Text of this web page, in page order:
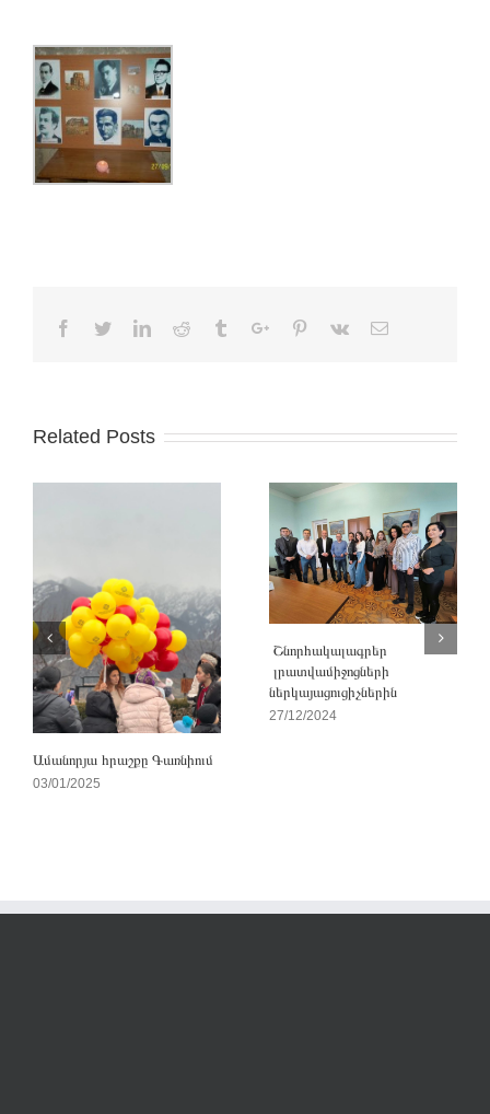
Facebook
TwitterLinkedinReddit TumblrGoogle+Pinterest
Vk Email
Related Posts
Ամանորյա հրաշքը Գառնիում
03/01/2025
Շնորհակալագրեր
լրատվամիջոցների
ներկայացուցիչներին
27/12/2024